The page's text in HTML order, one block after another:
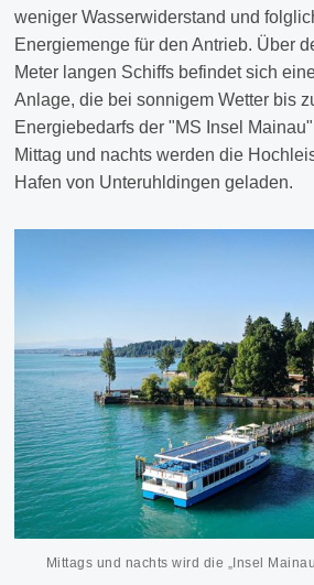
weniger Wasserwiderstand und
Energiemenge für den Antrieb. Über
Meter langen Schiffs befindet sich
Anlage, die bei sonnigem Wetter bis
Energiebedarfs der "MS Insel
Mittag und nachts werden die
Hafen von Unteruhldingen geladen.
Mittags und nachts wird die „Insel